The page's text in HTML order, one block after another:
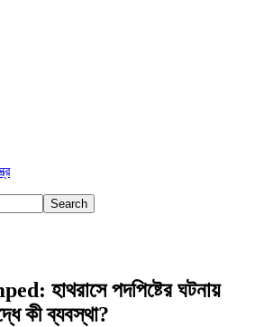
হাথরাসে পদপিষ্টের ঘটনায়
কী ব্যবস্থা?